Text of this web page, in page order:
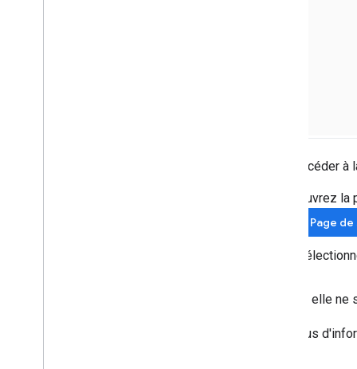
Pour accéder
Ouvrez
Page
Si elle
Pour plus